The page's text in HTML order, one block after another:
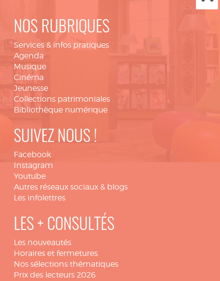
NOS RUBRIQUES
Services & infos pratiques
Agenda
Musique
Cinéma
Jeunesse
Collections patrimoniales
Bibliothèque numérique
SUIVEZ NOUS !
Facebook
Instagram
Youtube
Autres réseaux sociaux & blogs
Les infolettres
LES + CONSULTÉS
Les nouveautés
Horaires et fermetures
Nos sélections thématiques
Prix des lecteurs 2026